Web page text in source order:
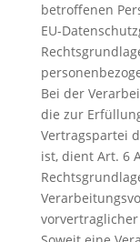
betroffenen
EU-
Bei der
die zur
Vertragspartei
ist, dient Art. 6